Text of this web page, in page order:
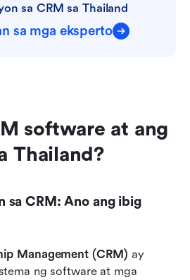
sa CRM sa Thailand
sa mga eksperto
software at ang
Thailand?
sa CRM: Ano ang ibig
Management (CRM) ay
ng software at mga